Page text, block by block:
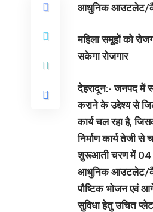
आधुनिक आउटलेट/कैफे/
महिला समूहों को
सकेगा रोजगार
देहरादून:-जनपद में
कराने के उद्देश्य से
कार्य चल रहा है,
निर्माण कार्य तेजी से
शुरूआती चरण में 04
आधुनिक आउटलेट/
पौष्टिक भोजन एवं
सुविधा हेतु उचित